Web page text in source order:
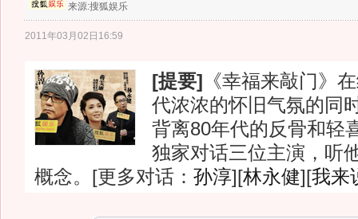
来源:搜狐娱乐
2011年03月02日16:59
[提要] 《幸福来敲门》
代浓浓的怀旧气氛的同
背离80年代的反骨和轻
独家对话三位主演，听
概念。[更多对话： 孙淳][林永健][我来